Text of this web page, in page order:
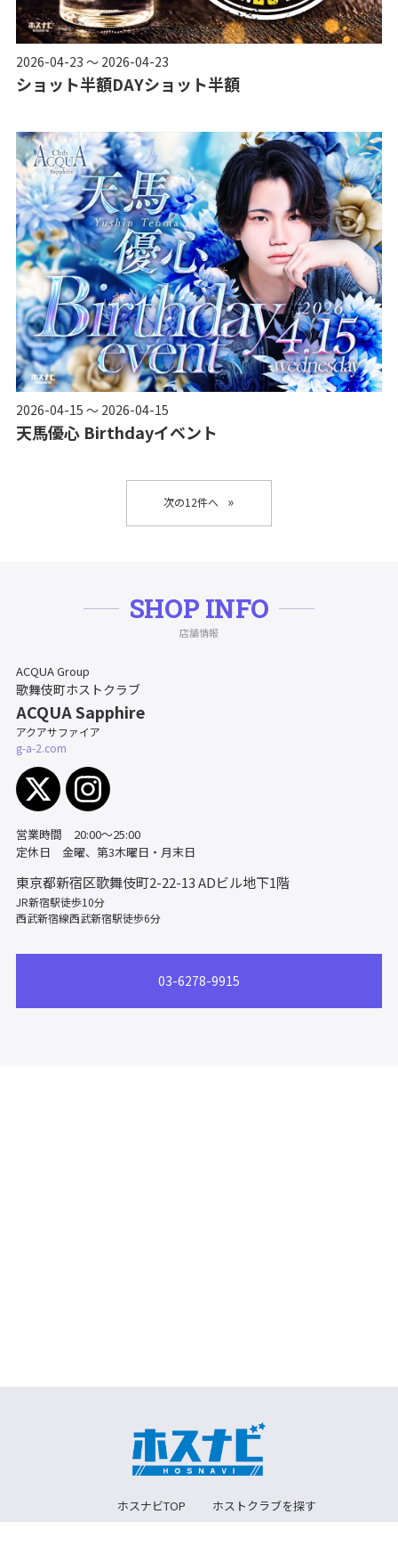
2026-04-23 ～ 2026-04-23
ショット半額DAYショット半額
2026-04-15 ～ 2026-04-15
天馬優心 Birthdayイベント
»
SHOP INFO
店舗情報
ACQUA Group
歌舞伎町ホストクラブ
ACQUA Sapphire
アクアサファイア
g-a-2.com
営業時間 20:00～25:00
定休日 金曜、第3木曜日・月末日
東京都新宿区歌舞伎町2-22-13ADビル地下1階
JR新宿駅徒歩10分
西武新宿線西武新宿駅徒歩6分
03-6278-9915
ホスナビTOP
ホストクラブを探す